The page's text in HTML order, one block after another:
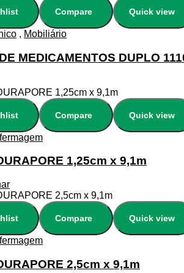
Compare Quick view
, Mobiliário
MEDICAMENTOS DUPLO
Compare Quick view
1,25cm x 9,1m
Compare Quick view
2,5cm x 9,1m